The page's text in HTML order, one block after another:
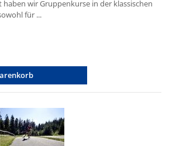
wir Gruppenkurse in der klassischen
für ...